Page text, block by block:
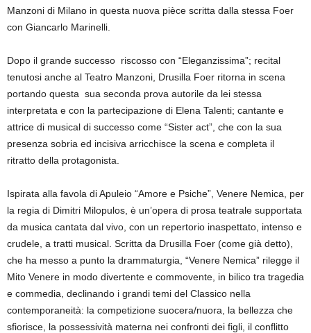
Manzoni di Milano in questa nuova pièce scritta dalla stessa Foer
con Giancarlo Marinelli.
Dopo il grande successo riscosso con “Eleganzissima”; recital
tenutosi anche al Teatro Manzoni, Drusilla Foer ritorna in scena
portando questa sua seconda prova autorile da lei stessa
interpretata e con la partecipazione di Elena Talenti; cantante e
attrice di musical di successo come “Sister act”, che con la sua
presenza sobria ed incisiva arricchisce la scena e completa il
ritratto della protagonista.
Ispirata alla favola di Apuleio “Amore e Psiche”, Venere Nemica, per
la regia di Dimitri Milopulos, è un’opera di prosa teatrale supportata
da musica cantata dal vivo, con un repertorio inaspettato, intenso e
crudele, a tratti musical. Scritta da Drusilla Foer (come già detto),
che ha messo a punto la drammaturgia, “Venere Nemica” rilegge il
Mito Venere in modo divertente e commovente, in bilico tra tragedia
e commedia, declinando i grandi temi del Classico nella
contemporaneità: la competizione suocera/nuora, la bellezza che
sfiorisce, la possessività materna nei confronti dei figli, il conflitto